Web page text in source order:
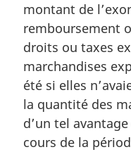
montant de
remboursement
droits ou taxes
marchandises
été si elles
la quantité des
d’un tel
cours de la